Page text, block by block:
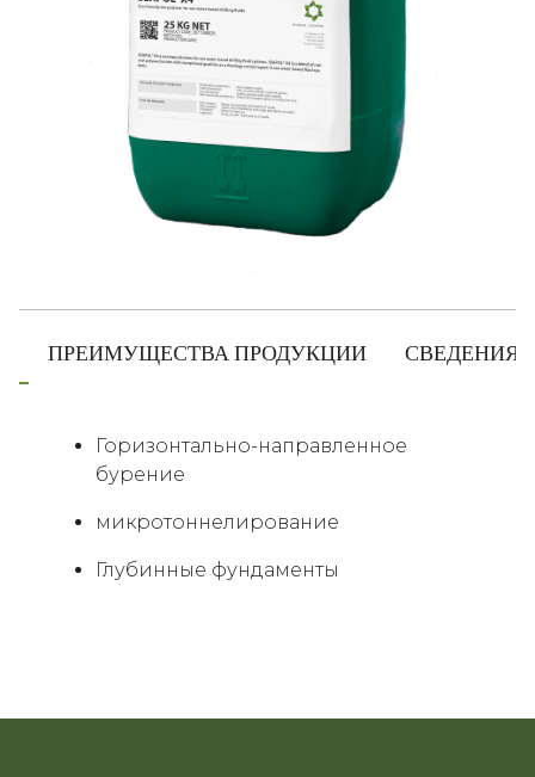
ПРЕИМУЩЕСТВА ПРОДУКЦИИ СВЕДЕНИЯ
Горизонтально-направленное
бурение
микротоннелирование
Глубинные фундаменты